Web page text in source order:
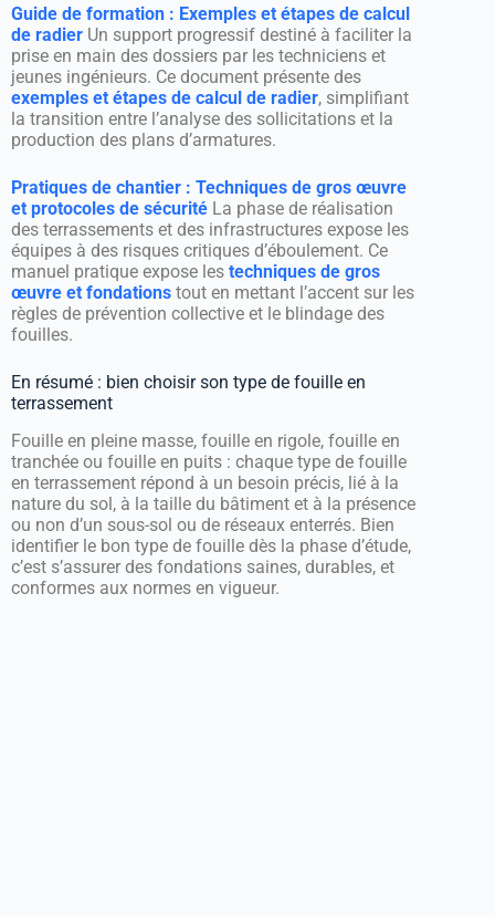
Guide de formation : Exemples et étapes de calcul
de radier Un support progressif destiné à faciliter la
prise en main des dossiers par les techniciens et
jeunes ingénieurs. Ce document présente des
exemples et étapes de calcul de radier, simplifiant
la transition entre l’analyse des sollicitations et la
production des plans d’armatures.
Pratiques de chantier : Techniques de gros œuvre
et protocoles de sécurité La phase de réalisation
des terrassements et des infrastructures expose les
équipes à des risques critiques d’éboulement. Ce
manuel pratique expose les techniques de gros
œuvre et fondations tout en mettant l’accent sur les
règles de prévention collective et le blindage des
fouilles.
En résumé : bien choisir son type de fouille en
terrassement
Fouille en pleine masse, fouille en rigole, fouille en
tranchée ou fouille en puits : chaque type de fouille
en terrassement répond à un besoin précis, lié à la
nature du sol, à la taille du bâtiment et à la présence
ou non d’un sous-sol ou de réseaux enterrés. Bien
identifier le bon type de fouille dès la phase d’étude,
c’est s’assurer des fondations saines, durables, et
conformes aux normes en vigueur.